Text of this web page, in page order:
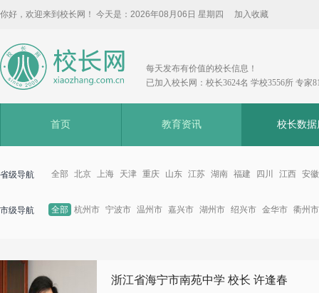
你好，欢迎来到校长网！ 今天是： 2026年08月06日 星期四 加入收藏
每天发布有价值的校长信息！
已加入校长网：校长3624名 学校3556所 专家
首页 教育资讯 校长数据
省级导航 全部 北京 上海 天津 重庆 山东 江苏 湖南 福建 四川 江西 安徽
市级导航 全部 杭州市 宁波市 温州市 嘉兴市 湖州市 绍兴市 金华市 衢州市
浙江省海宁市南苑中学 校长 许逢春